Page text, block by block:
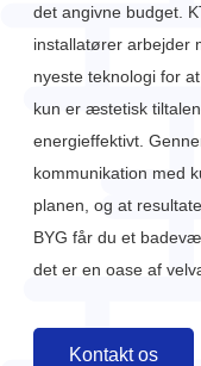
det angivne budget.
installatører arbejder
nyeste teknologi for
kun er æstetisk
energieffektivt.
kommunikation med
planen, og at
BYG får du et
det er en oase af
Kontakt os